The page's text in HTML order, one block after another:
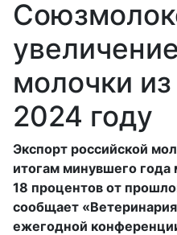
молочки
2024 году
Экспорт российской
итогам минувшего года
18 процентов от
сообщает
ежегодной